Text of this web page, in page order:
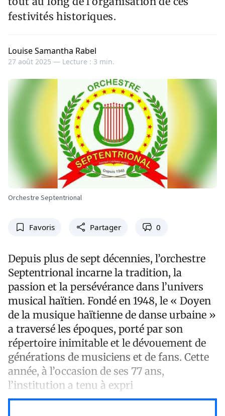
festivités historiques.
Louise Samantha Rabel
27 août 2025 — Lecture : 3 min.
Orchestre Septentrional
Favoris Partager 0
Depuis plus de sept décennies, l’orchestre
Septentrional incarne la tradition, la
passion et la persévérance dans l’univers
musical haïtien. Fondé en 1948, le « Doyen
de la musique haïtienne de danse urbaine »
a traversé les époques, porté par son
répertoire inimitable et le dévouement de
générations de musiciens et de fans. Cette
année, à l’occasion de ses 77 ans,
l’institution a tenu à expri